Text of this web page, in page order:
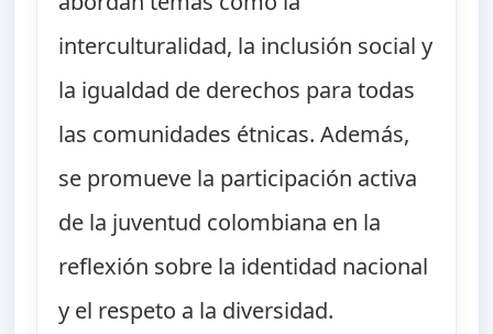
interculturalidad, la inclusión social y
la igualdad de derechos para todas
las comunidades étnicas. Además,
se promueve la participación activa
de la juventud colombiana en la
reflexión sobre la identidad nacional
y el respeto a la diversidad.